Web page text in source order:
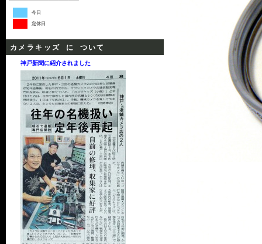
今日
定休日
カメラキッズ に ついて
神戸新聞に紹介されました